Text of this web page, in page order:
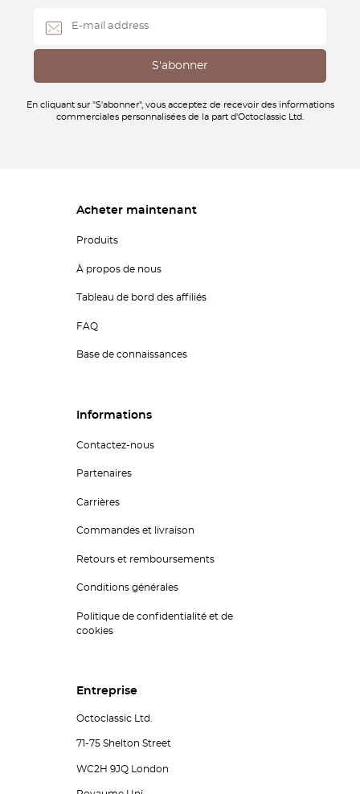
En cliquant sur "S'abonner", vous acceptez de recevoir des informations
commerciales personnalisées de la part d'Octoclassic Ltd.
Acheter maintenant
Produits
À propos de nous
Tableau de bord des affiliés
FAQ
Base de connaissances
Informations
Contactez-nous
Partenaires
Carrières
Commandes et livraison
Retours et remboursements
Conditions générales
Politique de confidentialité et de
cookies
Entreprise
Octoclassic Ltd.
71-75 Shelton Street
WC2H 9JQ London